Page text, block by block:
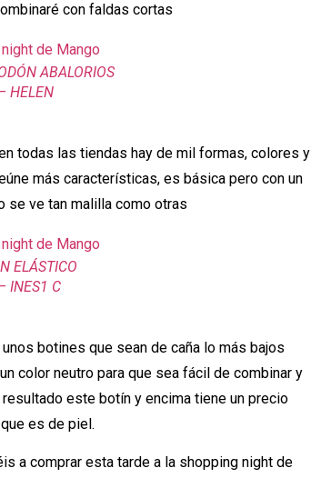
con faldas cortas
ABALORIOS
HELEN
todas las tiendas hay de mil formas, colores y
más características, es básica pero con un
se ve tan malilla como otras
ELÁSTICO
INES1 C
botines que sean de caña lo más bajos
color neutro para que sea fácil de combinar y
este botín y encima tiene un precio
es de piel.
a comprar esta tarde a la shopping night de